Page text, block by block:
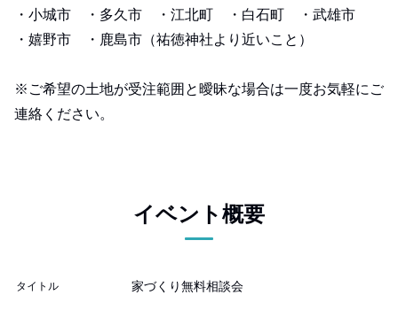
・小城市 ・多久市 ・江北町 ・白石町 ・武雄市
・嬉野市 ・鹿島市（祐徳神社より近いこと）
※ご希望の土地が受注範囲と曖昧な場合は一度お気軽にご
連絡ください。
イベント概要
タイトル 家づくり無料相談会